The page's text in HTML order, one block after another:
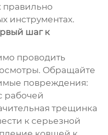
правильно
инструментах.
шаг к
проводить
Обращайте
повреждения:
рабочей
трещинка
к серьезной